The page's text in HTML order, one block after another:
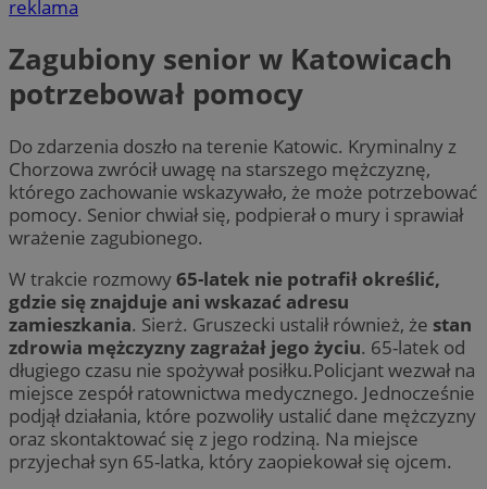
reklama
Zagubiony senior w Katowicach
potrzebował pomocy
Do zdarzenia doszło na terenie Katowic. Kryminalny z
Chorzowa zwrócił uwagę na starszego mężczyznę,
którego zachowanie wskazywało, że może potrzebować
pomocy. Senior chwiał się, podpierał o mury i sprawiał
wrażenie zagubionego.
W trakcie rozmowy65-latek nie potrafił określić,
gdzie się znajduje ani wskazać adresu
zamieszkania. Sierż. Gruszecki ustalił również, że stan
zdrowia mężczyzny zagrażał jego życiu. 65-latek od
długiego czasu nie spożywał posiłku.Policjant wezwał na
miejsce zespół ratownictwa medycznego. Jednocześnie
podjął działania, które pozwoliły ustalić dane mężczyzny
oraz skontaktować się z jego rodziną. Na miejsce
przyjechał syn 65-latka, który zaopiekował się ojcem.